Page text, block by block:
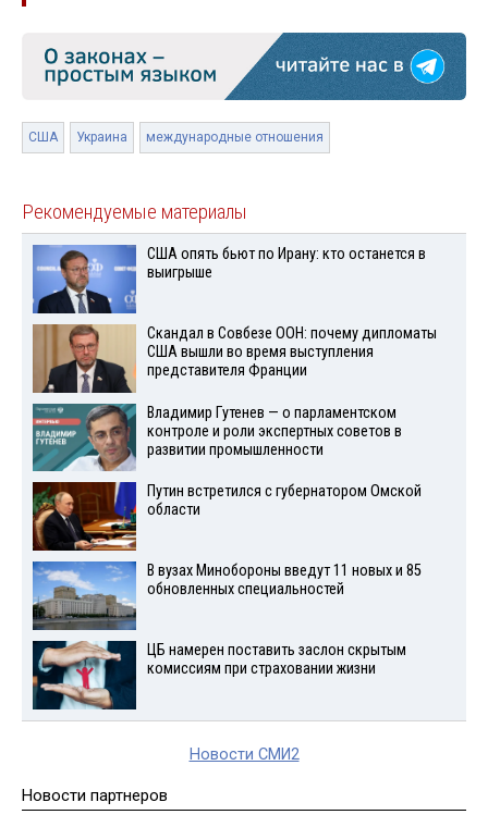
США Украина международные отношения
Рекомендуемые материалы
США опять бьют по Ирану: кто останется в
выигрыше
Скандал в Совбезе ООН: почему дипломаты
США вышли во время выступления
представителя Франции
Владимир Гутенев — о парламентском
контроле и роли экспертных советов в
развитии промышленности
Путин встретился с губернатором Омской
области
В вузах Минобороны введут 11 новых и 85
обновленных специальностей
ЦБ намерен поставить заслон скрытым
комиссиям при страховании жизни
Новости СМИ2
Новости партнеров